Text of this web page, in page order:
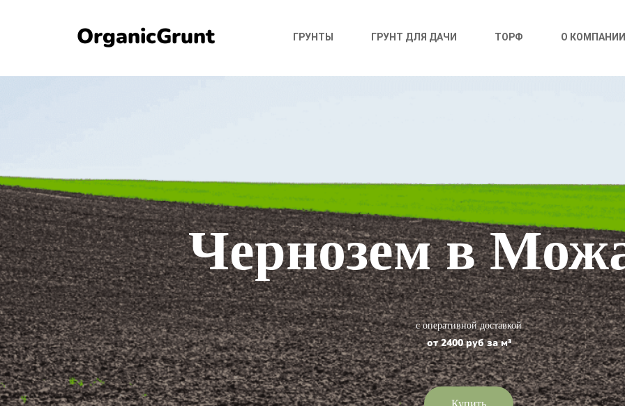
OrganicGrunt ГРУНТЫ ГРУНТ ДЛЯ ДАЧИ ТОРФ О КОМПАНИИ
Чернозем в
с оперативной доставкой
от 2400 руб за м³
Купить